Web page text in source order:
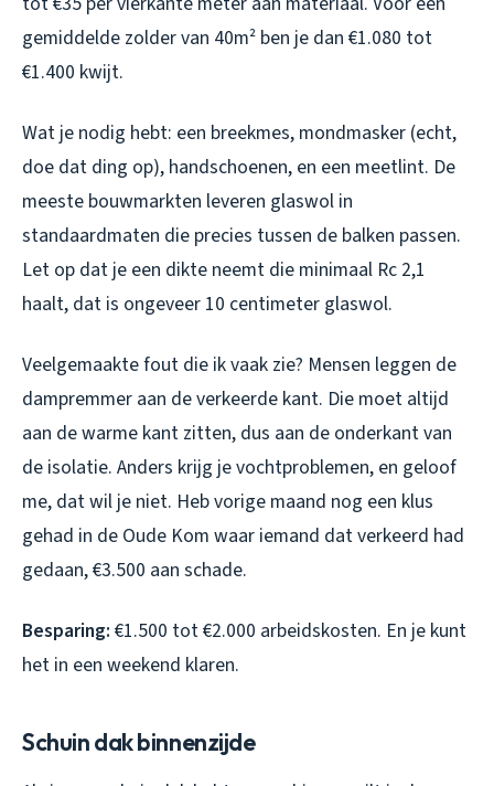
gemiddelde zolder van 40m² ben je dan €1.080 tot
€1.400 kwijt.
Wat je nodig hebt: een breekmes, mondmasker (echt,
doe dat ding op), handschoenen, en een meetlint. De
meeste bouwmarkten leveren glaswol in
standaardmaten die precies tussen de balken passen.
Let op dat je een dikte neemt die minimaal Rc 2,1
haalt, dat is ongeveer 10 centimeter glaswol.
Veelgemaakte fout die ik vaak zie? Mensen leggen de
dampremmer aan de verkeerde kant. Die moet altijd
aan de warme kant zitten, dus aan de onderkant van
de isolatie. Anders krijg je vochtproblemen, en geloof
me, dat wil je niet. Heb vorige maand nog een klus
gehad in de Oude Kom waar iemand dat verkeerd had
gedaan, €3.500 aan schade.
Besparing: €1.500 tot €2.000 arbeidskosten. En je kunt
het in een weekend klaren.
Schuin dak binnenzijde